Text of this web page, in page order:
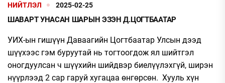
НИЙТЛЭЛ 2025-02-25
ШАВАРТ УНАСАН ШАРЫН ЭЗЭН Д.ЦОГТБААТАР
УИХ-ын гишүүн Даваагийн Цогтбаатар Улсын дээд
шүүхээс гэм буруутай нь тогтоогдож ял шийтгэл
оногдуулсан ч шүүхийн шийдвэр биелүүлэхгүй, ширэн
нүүрлээд 2 сар гаруй хугацаа өнгөрсөн. Хууль хүн